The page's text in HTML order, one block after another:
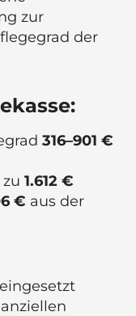
zur
der
316–901 €
1.612 €
€ aus der